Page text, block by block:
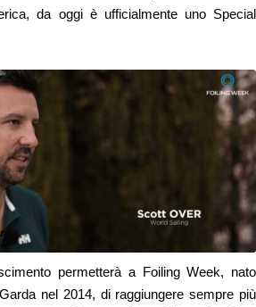
da oggi è ufficialmente uno Special
permetterà a Foiling Week, nato
nel 2014, di raggiungere sempre più